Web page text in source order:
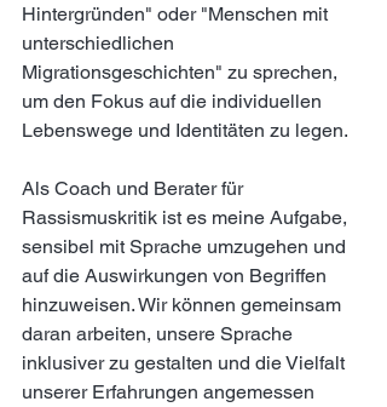
Hintergründen" oder "Menschen mit
unterschiedlichen
Migrationsgeschichten" zu sprechen,
um den Fokus auf die individuellen
Lebenswege und Identitäten zu legen.
Als Coach und Berater für
Rassismuskritik ist es meine Aufgabe,
sensibel mit Sprache umzugehen und
auf die Auswirkungen von Begriffen
hinzuweisen. Wir können gemeinsam
daran arbeiten, unsere Sprache
inklusiver zu gestalten und die Vielfalt
unserer Erfahrungen angemessen